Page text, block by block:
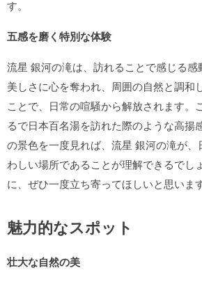
す。
五感を磨く特別な体験
流星 銀河の滝は、訪れることで感じる
美しさに心を奪われ、周囲の自然と調和
ことで、日常の喧騒から解放されます。
るで日本百名湯を訪れた際のような高揚
の景色を一度見れば、流星 銀河の滝が、
わしい場所であることが理解できるでし
に、ぜひ一度立ち寄ってほしいと思います
魅力的なスポット
壮大な自然の美